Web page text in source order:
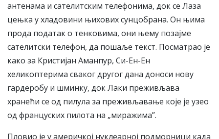
антенама и сателитским телефонима, док се Лаза
цењка у хладовини њихових сунцобрана. Он њима
прода податак о тенковима, они њему позајме
сателитски телефон, да пошаље текст. Посматрао је
како за Кристијан Аманпур, Си-Ен-Ен
хеликоптерима сваког другог дана доноси нову
гардеробу и шминку, док Лаки преживљава
хранећи се од пилула за преживљавање које је узео
од француских пилота на „миражима”.
Пловио је у америчкој нуклеарној подморници када